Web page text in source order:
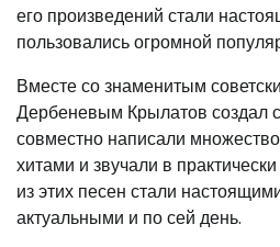
его произведений стали
пользовались огромной
Вместе со знаменитым
Дербеневым Крылатов создал
совместно написали
хитами и звучали в
из этих песен стали
актуальными и по сей день.